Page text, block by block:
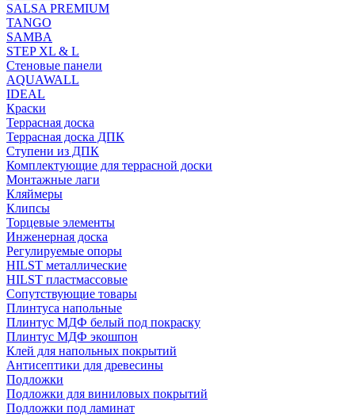
SALSA PREMIUM
TANGO
SAMBA
STEP XL & L
Стеновые панели
AQUAWALL
IDEAL
Краски
Террасная доска
Террасная доска ДПК
Ступени из ДПК
Комплектующие для террасной доски
Монтажные лаги
Кляймеры
Клипсы
Торцевые элементы
Инженерная доска
Регулируемые опоры
HILST металлические
HILST пластмассовые
Сопутствующие товары
Плинтуса напольные
Плинтус МДФ белый под покраску
Плинтус МДФ экошпон
Клей для напольных покрытий
Антисептики для древесины
Подложки
Подложки для виниловых покрытий
Подложки под ламинат